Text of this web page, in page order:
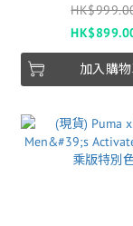
加入購